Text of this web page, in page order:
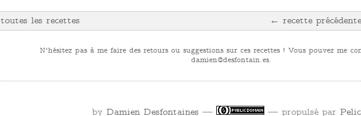
← recette précédente
toutes les recettes
N'hésitez pas à me faire des retours ou suggestions sur ces recettes ! Vous pouvez me
se.niatnofsed@neimad.
by Damien Desfontaines — — propulsé par